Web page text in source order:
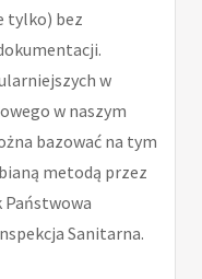
tylko) bez
w
w naszym
bazować na tym
metodą przez
Sanitarna.